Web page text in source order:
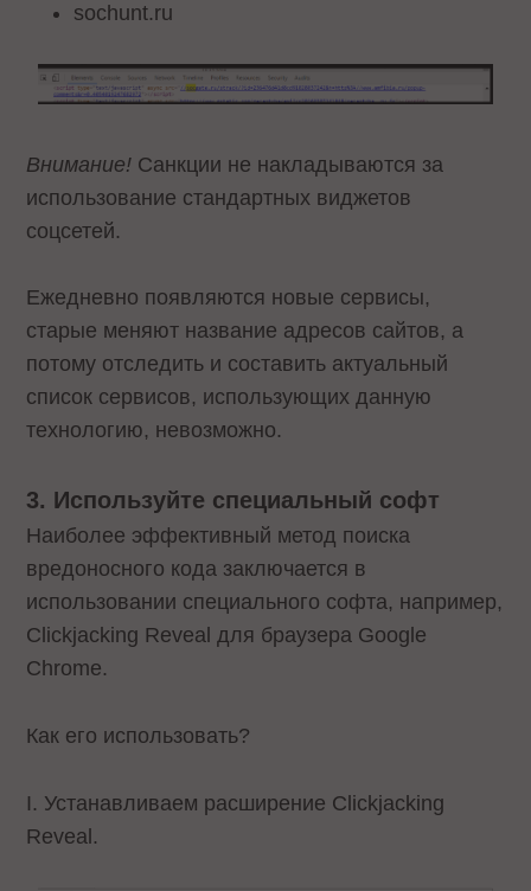
sochunt.ru
Внимание! Санкции не накладываются за
использование стандартных виджетов
соцсетей.
Ежедневно появляются новые сервисы,
старые меняют название адресов сайтов, а
потому отследить и составить актуальный
список сервисов, использующих данную
технологию, невозможно.
3. Используйте специальный софт
Наиболее эффективный метод поиска
вредоносного кода заключается в
использовании специального софта, например,
Clickjacking Reveal для браузера Google
Chrome.
Как его использовать?
I. Устанавливаем расширение Clickjacking
Reveal.